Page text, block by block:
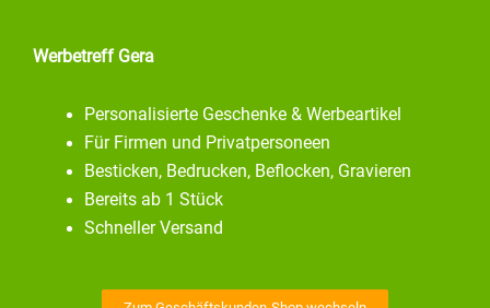
Werbetreff Gera
Personalisierte Geschenke & Werbeartikel
Für Firmen und Privatpersoneen
Besticken, Bedrucken, Beflocken, Gravieren
Bereits ab 1 Stück
Schneller Versand